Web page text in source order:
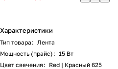
Характеристики
Тип товара : Лента
Мощность (прайс) : 15 Вт
Цвет свечения : Red | Красный 625